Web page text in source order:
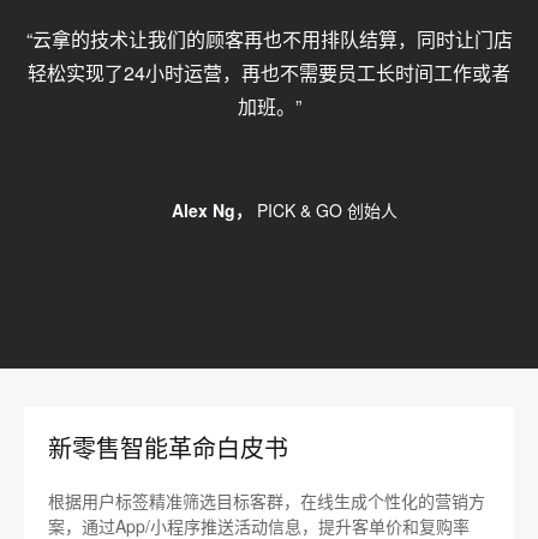
“云拿的技术让我们的顾客再也不用排队结算，同时让门店
轻松实现了24小时运营，再也不需要员工长时间工作或者
加班。”
Alex Ng， PICK & GO 创始人
新零售智能革命白皮书
根据用户标签精准筛选目标客群，在线生成个性化的营销方
案，通过App/小程序推送活动信息，提升客单价和复购率